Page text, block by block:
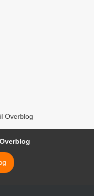
Overblog